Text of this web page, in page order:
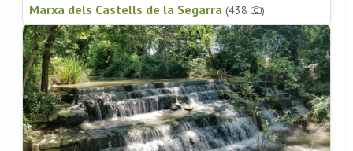
Marxa dels Castells de la Segarra (438 )